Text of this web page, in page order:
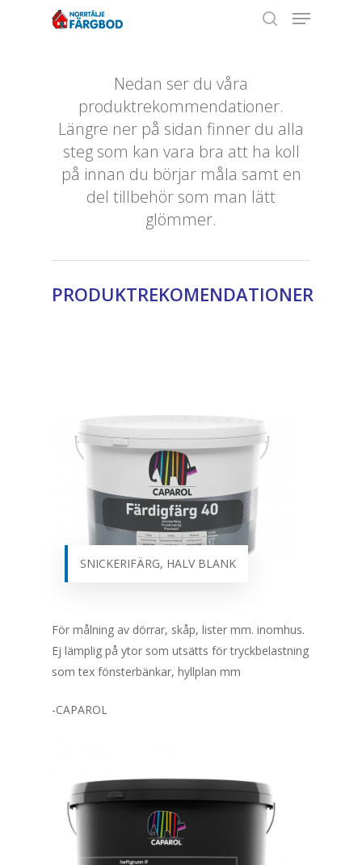
Hit enter to search or ESC to close
Nedan ser du våra
produktrekommendationer.
Längre ner på sidan finner du alla
steg som kan vara bra att ha koll
på innan du börjar måla samt en
del tillbehör som man lätt
glömmer.
PRODUKTREKOMENDATIONER
SNICKERIFÄRG, HALV BLANK
För målning av dörrar, skåp, lister mm. inomhus.
Ej lämplig på ytor som utsätts för tryckbelastning
som tex fönsterbänkar, hyllplan mm
-CAPAROL